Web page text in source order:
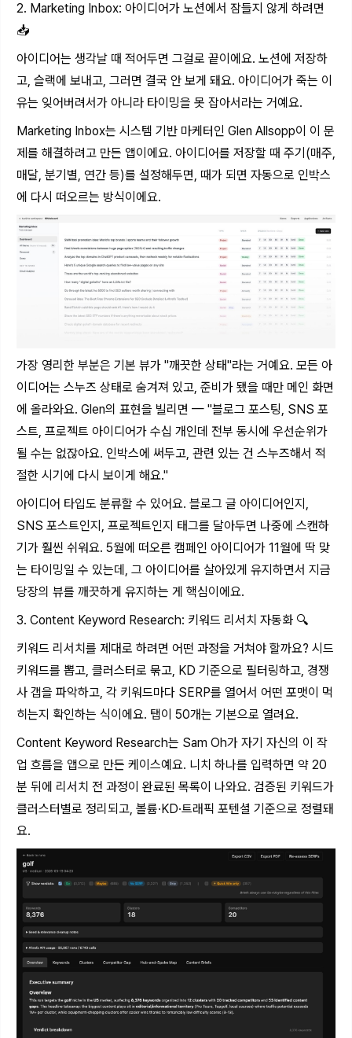
2. Marketing Inbox: 아이디어가 노션에서 잠들지 않게 하려면
📥
아이디어는 생각날 때 적어두면 그걸로 끝이에요. 노션에 저장하
고, 슬랙에 보내고, 그러면 결국 안 보게 돼요. 아이디어가 죽는 이
유는 잊어버려서가 아니라 타이밍을 못 잡아서라는 거예요.
Marketing Inbox는 시스템 기반 마케터인 Glen Allsopp이 이 문
제를 해결하려고 만든 앱이에요. 아이디어를 저장할 때 주기(매주,
매달, 분기별, 연간 등)를 설정해두면, 때가 되면 자동으로 인박스
에 다시 떠오르는 방식이에요.
가장 영리한 부분은 기본 뷰가 "깨끗한 상태"라는 거예요. 모든 아
이디어는 스누즈 상태로 숨겨져 있고, 준비가 됐을 때만 메인 화면
에 올라와요. Glen의 표현을 빌리면 — "블로그 포스팅, SNS 포
스트, 프로젝트 아이디어가 수십 개인데 전부 동시에 우선순위가
될 수는 없잖아요. 인박스에 써두고, 관련 있는 건 스누즈해서 적
절한 시기에 다시 보이게 해요."
아이디어 타입도 분류할 수 있어요. 블로그 글 아이디어인지,
SNS 포스트인지, 프로젝트인지 태그를 달아두면 나중에 스캔하
기가 훨씬 쉬워요. 5월에 떠오른 캠페인 아이디어가 11월에 딱 맞
는 타이밍일 수 있는데, 그 아이디어를 살아있게 유지하면서 지금
당장의 뷰를 깨끗하게 유지하는 게 핵심이에요.
3. Content Keyword Research: 키워드 리서치 자동화 🔍
키워드 리서치를 제대로 하려면 어떤 과정을 거쳐야 할까요? 시드
키워드를 뽑고, 클러스터로 묶고, KD 기준으로 필터링하고, 경쟁
사 갭을 파악하고, 각 키워드마다 SERP를 열어서 어떤 포맷이 먹
히는지 확인하는 식이에요. 탭이 50개는 기본으로 열려요.
Content Keyword Research는 Sam Oh가 자기 자신의 이 작
업 흐름을 앱으로 만든 케이스예요. 니치 하나를 입력하면 약 20
분 뒤에 리서치 전 과정이 완료된 목록이 나와요. 검증된 키워드가
클러스터별로 정리되고, 볼륨·KD·트래픽 포텐셜 기준으로 정렬돼
요.